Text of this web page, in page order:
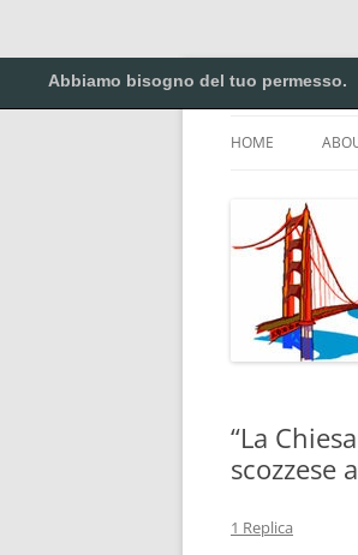
Vai
al
contenuto
Pontilex
HOME
“La
scozzese
1 Replica
Abbiamo bisogno del tuo permesso.